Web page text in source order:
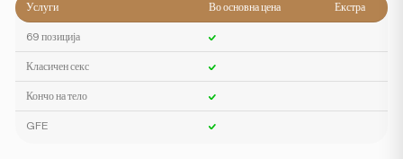
Услуги Во основна цена Екстра
69 позиција
Класичен секс
Кончо на тело
GFE